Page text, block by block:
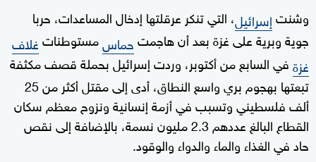
وشنتإسرائيل، التي تنكر عرقلتها إدخال المساعدات، حربا
جوية وبرية على غزة بعد أن هاجمتحماسمستوطناتغلاف
غزةفي السابع من أكتوبر، وردت إسرائيل بحملة قصف مكثفة
تبعتها بهجوم بري واسع النطاق، أدى إلى مقتل أكثر من 25
ألف فلسطيني وتسبب في أزمة إنسانية ونزوح معظم سكان
القطاع البالغ عددهم 2.3 مليون نسمة، بالإضافة إلى نقص
حاد في الغذاء والماء والدواء والوقود.